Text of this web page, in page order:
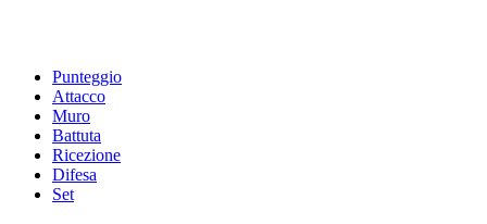
Punteggio
Attacco
Muro
Battuta
Ricezione
Difesa
Set